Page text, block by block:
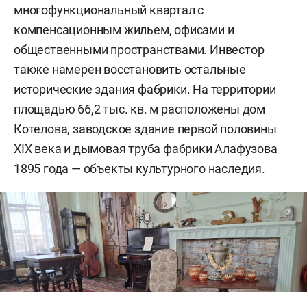
многофункциональный квартал с
компенсационным жильем, офисами и
общественными пространствами. Инвестор
также намерен восстановить остальные
исторические здания фабрики. На территории
площадью 66,2 тыс. кв. м расположены дом
Котелова, заводское здание первой половины
XIX века и дымовая труба фабрики Алафузова
1895 года — объекты культурного наследия.